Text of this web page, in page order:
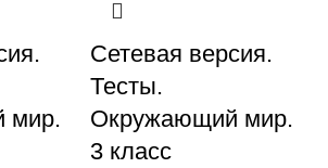
мир.
Сетевая версия.
Тесты.
Окружающий мир.
3 класс